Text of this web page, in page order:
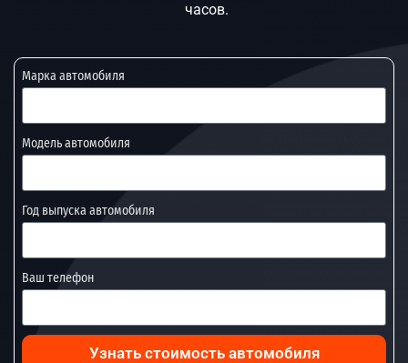
часов.
Марка автомобиля
Модель автомобиля
Год выпуска автомобиля
Ваш телефон
Узнать стоимость автомобиля